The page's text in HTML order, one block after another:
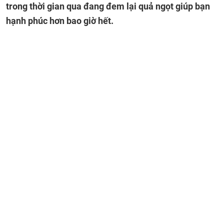
trong thời gian qua đang đem lại quả ngọt giúp bạn
hạnh phúc hơn bao giờ hết.